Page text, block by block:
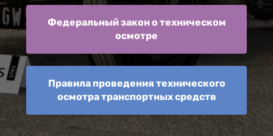
Федеральный закон о техническом
осмотре
Правила проведения технического
осмотра транспортных средств